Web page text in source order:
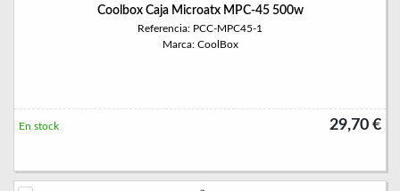
Coolbox Caja Microatx MPC-45 500w
Referencia: PCC-MPC45-1
Marca: CoolBox
29,70 €
En stock